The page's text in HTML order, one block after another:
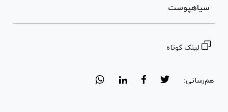
سیاهپوست
لینک کوتاه
هم‌رسانی: